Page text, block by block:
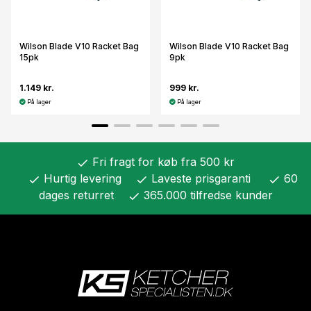
Wilson Blade V10 Racket Bag
15pk
1.149 kr.
På lager
Wilson Blade V10 Racket Bag
9pk
999 kr.
På lager
check Fri fragt for køb fra 500 kr
check Hurtig levering check Laveste prisgaranti check 60
dages returret
check 365.000 tilfredse kunder